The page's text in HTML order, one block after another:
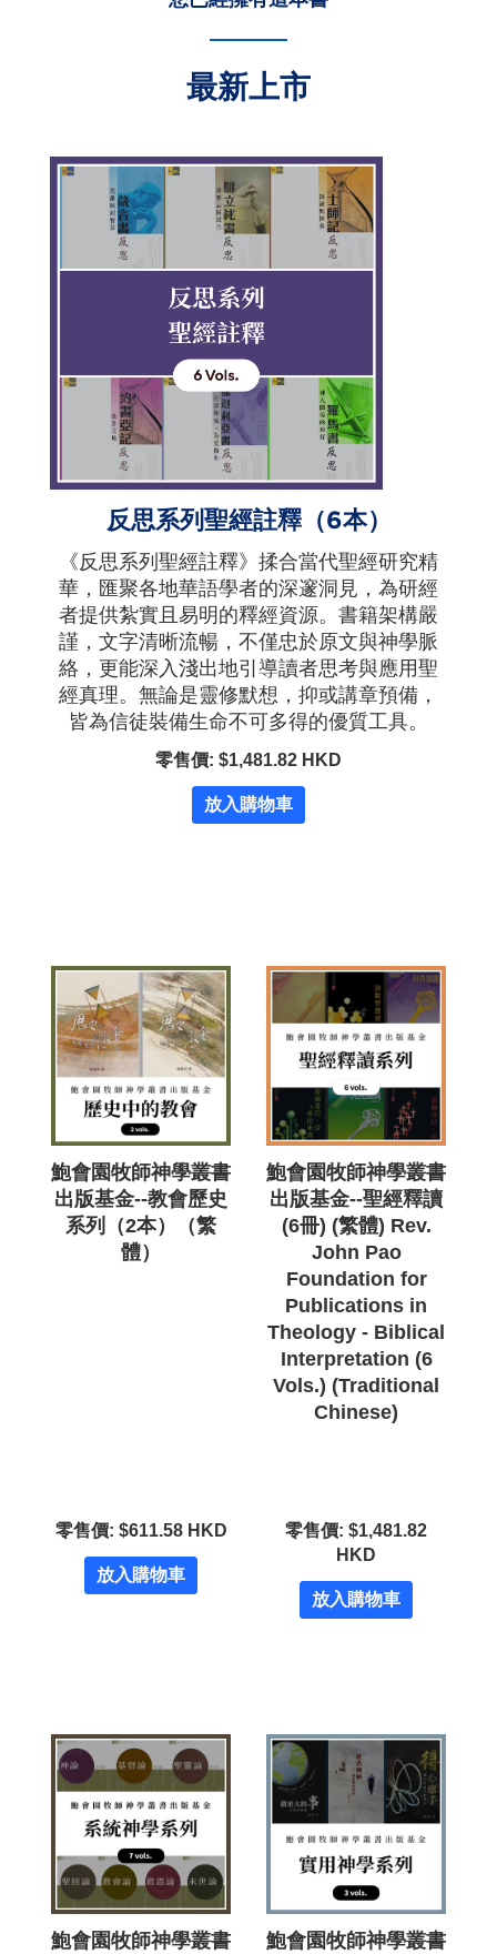
最新上市
反思系列聖經註釋（6本）
《反思系列聖經註釋》揉合當代聖經研究精
華，匯聚各地華語學者的深邃洞見，為研經
者提供紮實且易明的釋經資源。書籍架構嚴
謹，文字清晰流暢，不僅忠於原文與神學脈
絡，更能深入淺出地引導讀者思考與應用聖
經真理。無論是靈修默想，抑或講章預備，
皆為信徒裝備生命不可多得的優質工具。
零售價: $1,481.82 HKD
放入購物車
鮑會園牧師神學叢書
出版基金--教會歷史
系列（2本）（繁
體）
零售價: $611.58 HKD
放入購物車
鮑會園牧師神學叢書
出版基金--聖經釋讀
(6冊) (繁體) Rev.
John Pao
Foundation for
Publications in
Theology - Biblical
Interpretation (6
Vols.) (Traditional
Chinese)
零售價: $1,481.82
HKD
放入購物車
鮑會園牧師神學叢書 鮑會園牧師神學叢書